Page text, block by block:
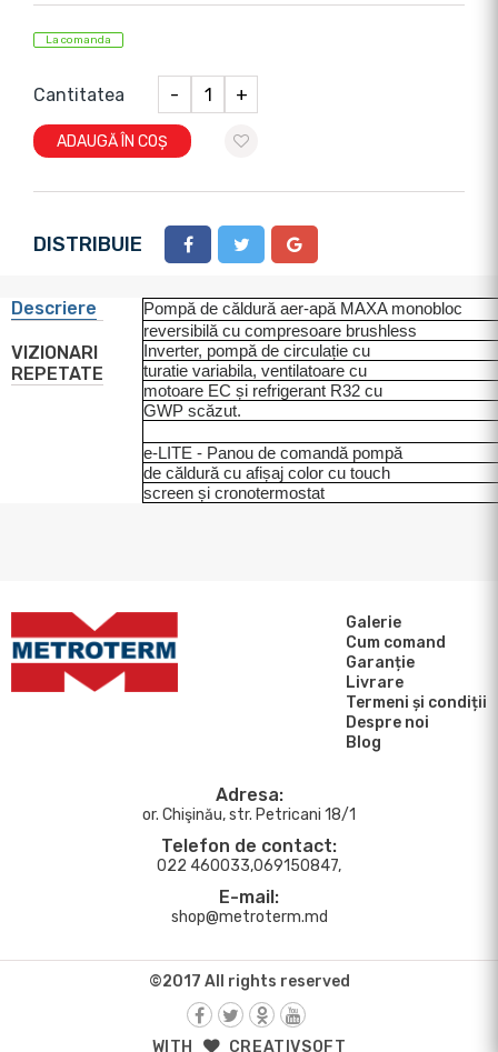
La comanda
Cantitatea - +
ADAUGĂ ÎN COȘ
DISTRIBUIE
Descriere
VIZIONARI
REPETATE
Pompă de căldură aer‐apă MAXA monobloc
reversibilă cu compresoare brushless
Inverter, pompă de circulație cu
turatie variabila, ventilatoare cu
motoare EC și refrigerant R32 cu
GWP scăzut.
e‐LITE ‐ Panou de comandă pompă
de căldură cu afișaj color cu touch
screen și cronotermostat
Galerie
Cum comand
Garanție
Livrare
Termeni și condiții
Despre noi
Blog
Adresa:
or. Chişinău, str. Petricani 18/1
Telefon de contact:
022 460033,069150847,
E-mail:
shop@metroterm.md
©2017 All rights reserved
WITH CREATIVSOFT